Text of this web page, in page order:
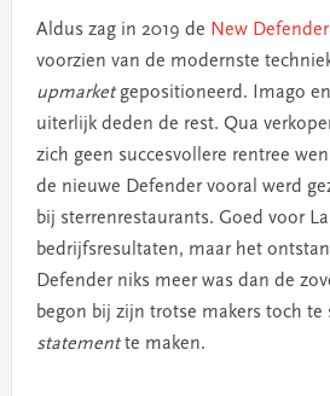
Aldus zag in 2019 de New Defender
voorzien van de modernste
upmarketgepositioneerd. Imago
uiterlijk deden de rest. Qua
zich geen succesvollere rentree
de nieuwe Defender vooral werd
bij sterrenrestaurants. Goed voor
bedrijfsresultaten, maar het
Defender niks meer was dan de
begon bij zijn trotse makers toch te
statementte maken.